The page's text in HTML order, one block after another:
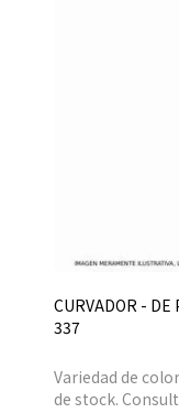
CURVADOR - DE
337
Variedad de
de stock.